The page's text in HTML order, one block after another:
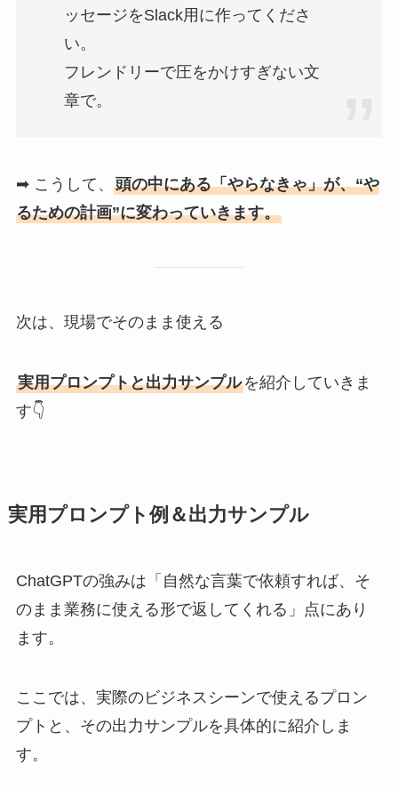
ッセージをSlack用に作ってくださ
い。
フレンドリーで圧をかけすぎない文
章で。
➡ こうして、 頭の中にある「やらなきゃ」が、“や
るための計画”に変わっていきます。
次は、現場でそのまま使える
実用プロンプトと出力サンプルを紹介していきま
す👇
実用プロンプト例＆出力サンプル
ChatGPTの強みは「自然な言葉で依頼すれば、そ
のまま業務に使える形で返してくれる」点にあり
ます。
ここでは、実際のビジネスシーンで使えるプロン
プトと、その出力サンプルを具体的に紹介しま
す。